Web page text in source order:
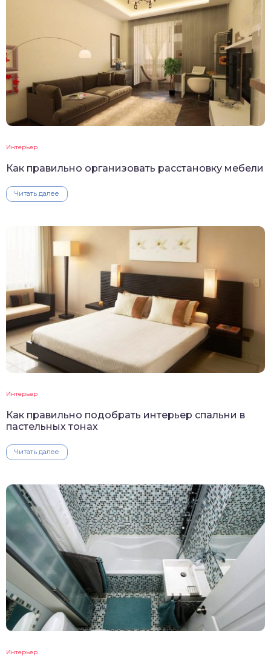
Интерьер
Как правильно организовать расстановку мебели
Читать далее
Интерьер
Как правильно подобрать интерьер спальни в
пастельных тонах
Читать далее
Интерьер